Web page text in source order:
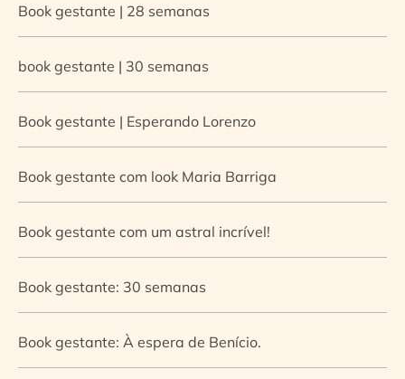
Book gestante | 28 semanas
book gestante | 30 semanas
Book gestante | Esperando Lorenzo
Book gestante com look Maria Barriga
Book gestante com um astral incrível!
Book gestante: 30 semanas
Book gestante: À espera de Benício.